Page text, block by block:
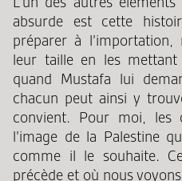
absurde est cette
préparer à
leur taille en les mettant
quand Mustafa lui
chacun peut ainsi y
convient. Pour moi, les
l’image de la Palestine
comme il le souhaite.
précède et où nous